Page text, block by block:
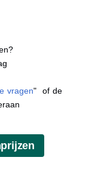
vragen" of de